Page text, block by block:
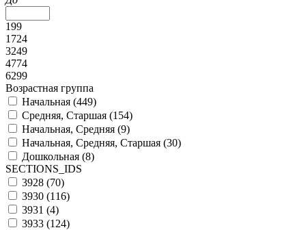
199
1724
3249
4774
6299
Возрастная группа
Начальная (449)
Средняя, Старшая (154)
Начальная, Средняя (9)
Начальная, Средняя, Старшая (30)
Дошкольная (8)
SECTIONS_IDS
3928 (70)
3930 (116)
3931 (4)
3933 (124)